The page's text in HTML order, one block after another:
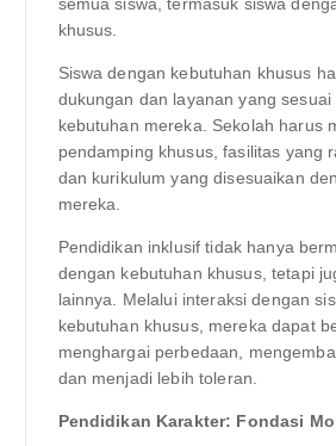
khusus.
Siswa dengan kebutuhan khusus
dukungan dan layanan yang sesuai
kebutuhan mereka. Sekolah harus
pendamping khusus, fasilitas yang
dan kurikulum yang disesuaikan
mereka.
Pendidikan inklusif tidak hanya
dengan kebutuhan khusus, tetapi
lainnya. Melalui interaksi dengan
kebutuhan khusus, mereka dapat
menghargai perbedaan,
dan menjadi lebih toleran.
Pendidikan Karakter: Fondasi